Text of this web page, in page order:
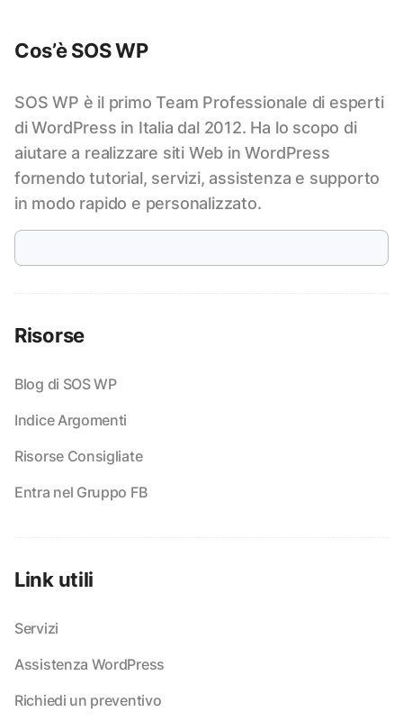
Cos’è SOS WP
SOS WP è il primo Team Professionale di esperti
di WordPress in Italia dal 2012. Ha lo scopo di
aiutare a realizzare siti Web in WordPress
fornendo tutorial, servizi, assistenza e supporto
in modo rapido e personalizzato.
Risorse
Blog di SOS WP
Indice Argomenti
Risorse Consigliate
Entra nel Gruppo FB
Link utili
Servizi
Assistenza WordPress
Richiedi un preventivo